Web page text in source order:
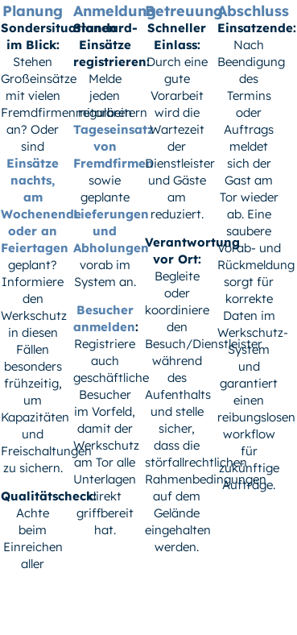
Planung
Sondersituationen
im Blick:
Stehen
Großeinsätze
mit vielen
Fremdfirmenmitarbeitern
an? Oder
sind
Einsätze
nachts,
am
Wochenende
oder an
Feiertagen
geplant?
Informiere
den
Werkschutz
in diesen
Fällen
besonders
frühzeitig,
um
Kapazitäten
und
Freischaltungen
zu sichern.
Qualitätscheck:
Achte
beim
Einreichen
aller
Anmeldung
Standard-
Einsätze
registrieren:
Melde
jeden
regulären
Tageseinsatz
von
Fremdfirmen
sowie
geplante
Lieferungen
und
Abholungen
vorab im
System an.
Besucher
anmelden:
Registriere
auch
geschäftliche
Besucher
im Vorfeld,
damit der
Werkschutz
am Tor alle
Unterlagen
direkt
griffbereit
hat.
Betreuung
Schneller
Einlass:
Durch eine
gute
Vorarbeit
wird die
Wartezeit
der
Dienstleister
und Gäste
am
reduziert.
Verantwortung
vor Ort:
Begleite
oder
koordiniere
den
Besuch/Dienstleister
während
des
Aufenthalts
und stelle
sicher,
dass die
störfallrechtlichen
Rahmenbedingungen
auf dem
Gelände
eingehalten
werden.
Abschluss
Einsatzende:
Nach
Beendigung
des
Termins
oder
Auftrags
meldet
sich der
Gast am
Tor wieder
ab. Eine
saubere
Vorab- und
Rückmeldung
sorgt für
korrekte
Daten im
Werkschutz-
System
und
garantiert
einen
reibungslosen
workflow
für
zukünftige
Aufträge.